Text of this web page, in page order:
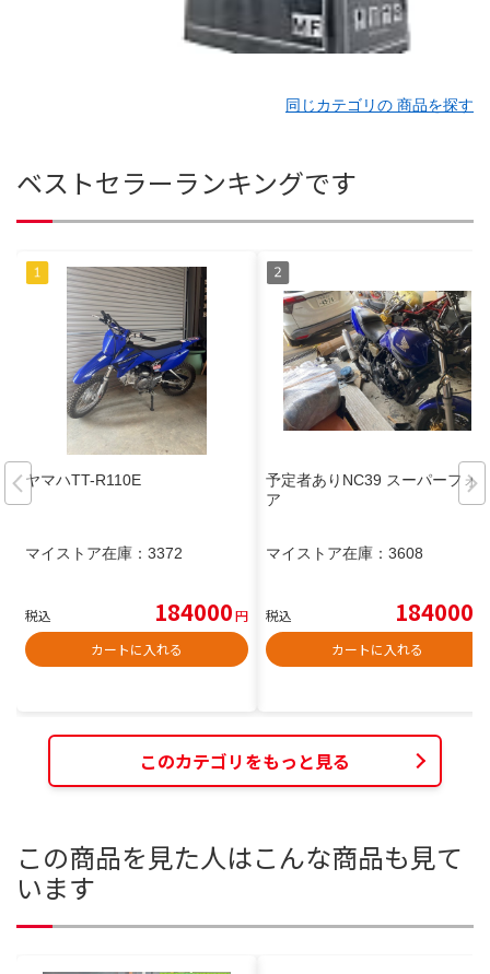
同じカテゴリの 商品を探す
ベストセラーランキングです
ヤマハTT-R110E
マイストア在庫： 3372
税込 184000円
カートに入れる
予定者ありNC39 スーパーフォ
ア
マイストア在庫： 3608
税込 184000
カートに入れる
このカテゴリをもっと見る
この商品を見た人はこんな商品も見て
います